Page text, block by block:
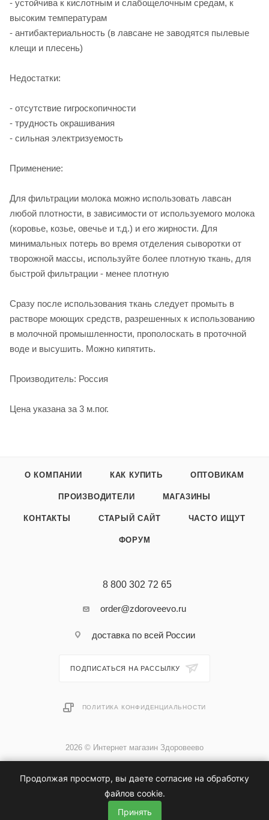
- устойчива к кислотным и слабощелочным средам, к
высоким температурам
- антибактериальность (в лавсане не заводятся пылевые
клещи и плесень)
Недостатки:
- отсутствие гигроскопичности
- трудность окрашивания
- сильная электризуемость
Применение:
Для фильтрации молока можно использовать лавсан
любой плотности, в зависимости от используемого молока
(коровье, козье, овечье и т.д.) и его жирности. Для
минимальных потерь во время отделения сыворотки от
творожной массы, используйте более плотную ткань, для
быстрой фильтрации - менее плотную
Сразу после использования ткань следует промыть в
растворе моющих средств, разрешенных к использованию
в молочной промышленности, прополоскать в проточной
воде и высушить. Можно кипятить.
Производитель: Россия
Цена указана за 3 м.пог.
О КОМПАНИИ КАК КУПИТЬ ОПТОВИКАМ
ПРОИЗВОДИТЕЛИ МАГАЗИНЫ
КОНТАКТЫ СТАРЫЙ САЙТ ЧАСТО ИЩУТ
ФОРУМ
8 800 302 72 65
order@zdoroveevo.ru
доставка по всей России
ПОДПИСАТЬСЯ НА РАССЫЛКУ
ПОЛИТИКА КОНФИДЕНЦИАЛЬНОСТИ
2026 © Интернет магазин Здоровеево
Продолжая просмотр, вы даете согласие на обработку
файлов cookie.
Принять